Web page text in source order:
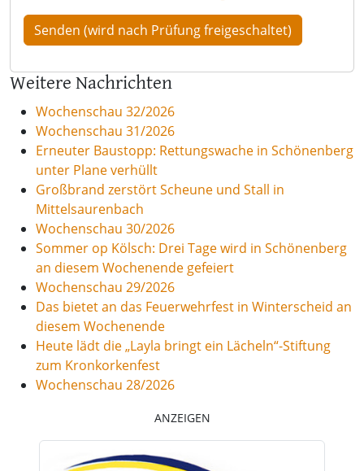
Weitere Nachrichten
Wochenschau 32/2026
Wochenschau 31/2026
Erneuter Baustopp: Rettungswache in Schönenberg
unter Plane verhüllt
Großbrand zerstört Scheune und Stall in
Mittelsaurenbach
Wochenschau 30/2026
Sommer op Kölsch: Drei Tage wird in Schönenberg
an diesem Wochenende gefeiert
Wochenschau 29/2026
Das bietet an das Feuerwehrfest in Winterscheid an
diesem Wochenende
Heute lädt die „Layla bringt ein Lächeln“-Stiftung
zum Kronkorkenfest
Wochenschau 28/2026
ANZEIGEN